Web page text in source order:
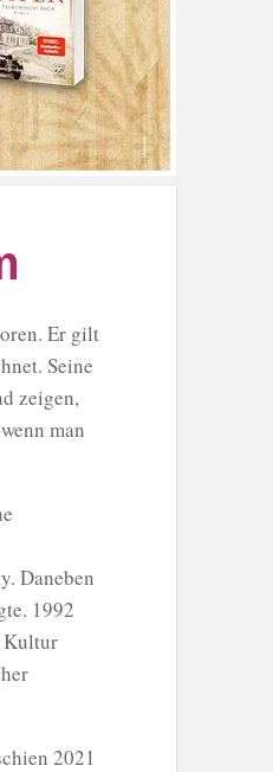
Er gilt
Seine
zeigen,
man
Daneben
1992
Kultur
2021